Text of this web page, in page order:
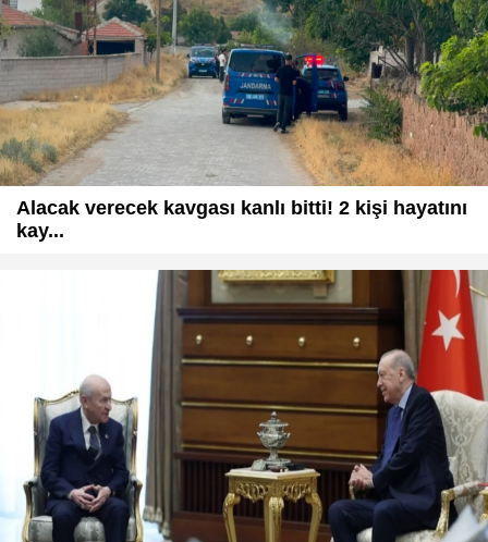
Alacak verecek kavgası kanlı bitti! 2 kişi hayatını
kay...